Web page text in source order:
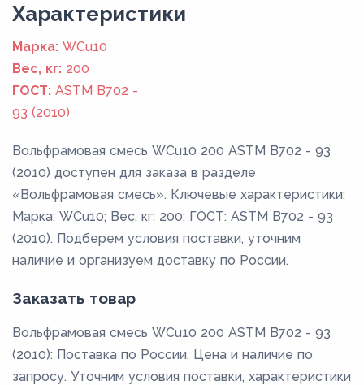
Xарактеристики
Марка: WCu10
Вес, кг: 200
ГОСТ: ASTM B702 -
93 (2010)
Вольфрамовая смесь WCu10 200 ASTM B702 - 93
(2010) доступен для заказа в разделе
«Вольфрамовая смесь». Ключевые характеристики:
Марка: WCu10; Вес, кг: 200; ГОСТ: ASTM B702 - 93
(2010). Подберем условия поставки, уточним
наличие и организуем доставку по России.
Заказать товар
Вольфрамовая смесь WCu10 200 ASTM B702 - 93
(2010): Поставка по России. Цена и наличие по
запросу. Уточним условия поставки, характеристики